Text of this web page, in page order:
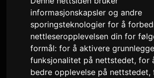
informasjonskapsler og andre
sporingsteknologier for å
nettleseropplevelsen din for
formål:for å aktivere
funksjonalitet på nettstedet,for
bedre opplevelse på nettstedet,
ReoNa opptrer på
Thailand 2026,
singel